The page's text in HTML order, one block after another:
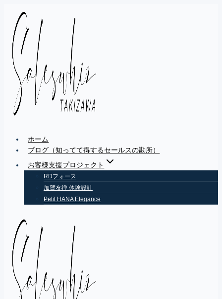
content
ホーム
ブログ（知ってて得するセールスの勘所）
お客様支援プロジェクト
RDフォース
加賀友禅 体験設計
Petit HANA Elegance